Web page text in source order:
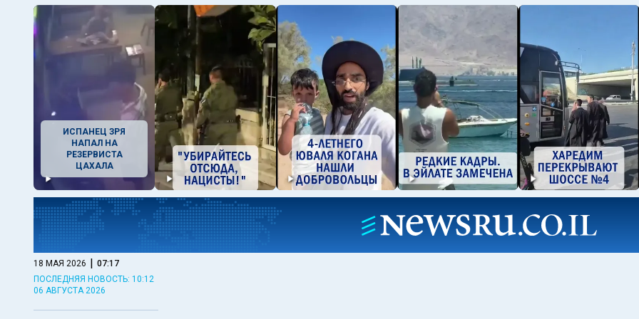
ИСПАНЕЦ ЗРЯ
НАПАЛ НА
РЕЗЕРВИСТА
ЦАХАЛА
18 МАЯ 2026 | 07:17
ПОСЛЕДНЯЯ НОВОСТЬ: 10:12
06 АВГУСТА 2026